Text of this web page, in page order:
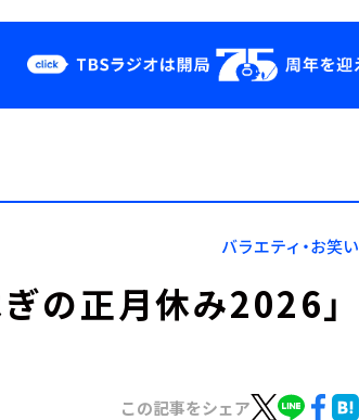
YouTube
会社情報
バラエティ・お笑い
の正月休み2026」
この記事をシェア